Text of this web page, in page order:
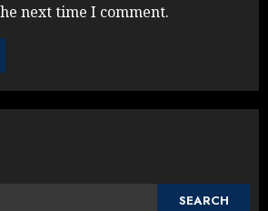
next time I comment.
SEARCH